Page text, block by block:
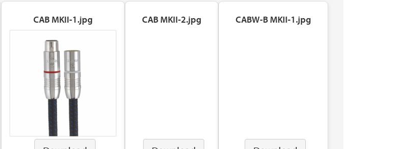
CAB MKII-1.jpg CAB MKII-2.jpg CABW-B MKII-1.jpg